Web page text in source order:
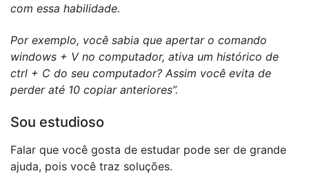
com essa habilidade.
Por exemplo, você sabia que apertar o comando
windows + V no computador, ativa um histórico de
ctrl + C do seu computador? Assim você evita de
perder até 10 copiar anteriores”.
Sou estudioso
Falar que você gosta de estudar pode ser de grande
ajuda, pois você traz soluções.